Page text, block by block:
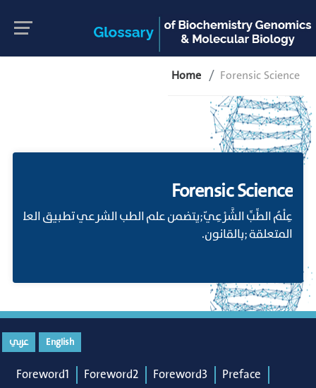
Home Forensic Science
Forensic Science
عِلْمُ الطِّبِّ الشَّرْعِيّ;يتضمن علم الطب الشرعي تطبيق العلوم
المتعلقة ;بالقانون.
English عربي
Foreword1 Foreword2 Foreword3
Preface